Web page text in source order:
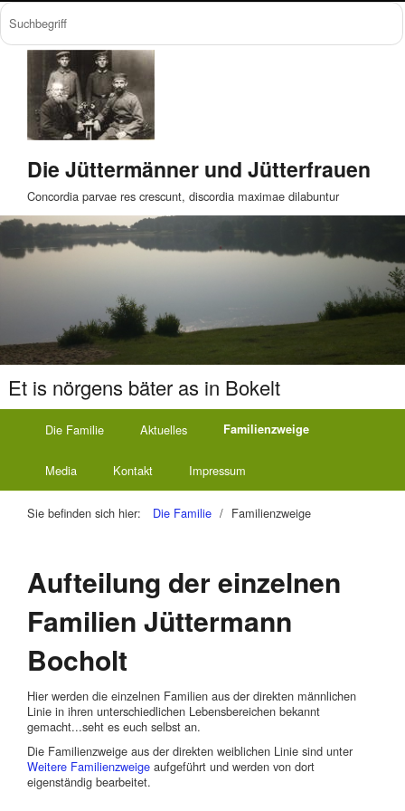
Die Jüttermänner und Jütterfrauen
Concordia parvae res crescunt, discordia maximae dilabuntur
Et is nörgens bäter as in Bokelt
Die Familie Aktuelles Familienzweige
Media Kontakt Impressum
Sie befinden sich hier: Die Familie / Familienzweige
Aufteilung der einzelnen
Familien Jüttermann
Bocholt
Hier werden die einzelnen Familien aus der direkten männlichen
Linie in ihren unterschiedlichen Lebensbereichen bekannt
gemacht...seht es euch selbst an.
Die Familienzweige aus der direkten weiblichen Linie sind unter
Weitere Familienzweige aufgeführt und werden von dort
eigenständig bearbeitet.